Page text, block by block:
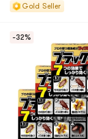
Gold Seller
-32%